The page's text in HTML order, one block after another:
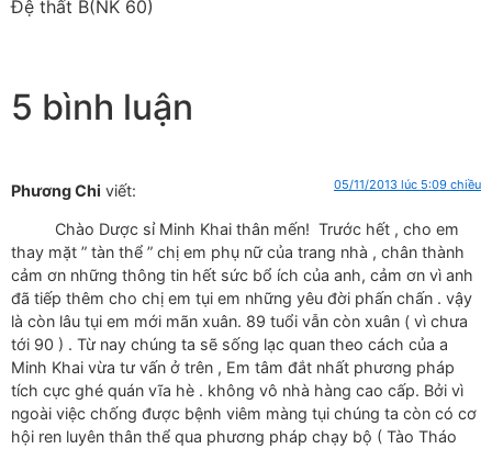
Đệ thất B(NK 60)
5 bình luận
Phương Chi viết: 05/11/2013 lúc 5:09 chiều
Chào Dược sỉ Minh Khai thân mến! Trước hết , cho em
thay mặt ” tàn thể ” chị em phụ nữ của trang nhà , chân thành
cảm ơn những thông tin hết sức bổ ích của anh, cảm ơn vì anh
đã tiếp thêm cho chị em tụi em những yêu đời phấn chấn . vậy
là còn lâu tụi em mới mãn xuân. 89 tuổi vẫn còn xuân ( vì chưa
tới 90 ) . Từ nay chúng ta sẽ sống lạc quan theo cách của a
Minh Khai vừa tư vấn ở trên , Em tâm đắt nhất phương pháp
tích cực ghé quán vĩa hè . không vô nhà hàng cao cấp. Bởi vì
ngoài việc chống được bệnh viêm màng tụi chúng ta còn có cơ
hội ren luyên thân thể qua phương pháp chạy bộ ( Tào Tháo